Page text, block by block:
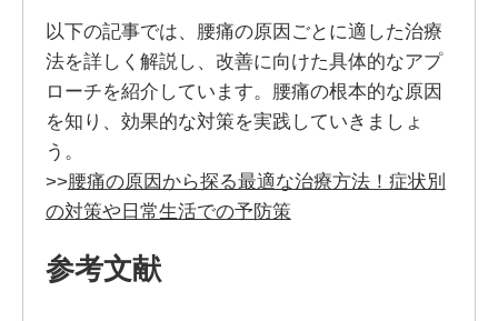
以下の記事では、腰痛の原因ごとに適した治療
法を詳しく解説し、改善に向けた具体的なアプ
ローチを紹介しています。腰痛の根本的な原因
を知り、効果的な対策を実践していきましょ
う。
>>腰痛の原因から探る最適な治療方法！症状別
の対策や日常生活での予防策
参考文献